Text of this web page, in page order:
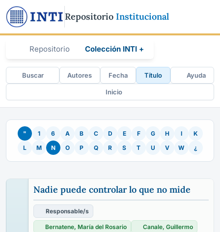
Repositorio Institucional
Repositorio Colección INTI +
Buscar Autores Fecha Título Ayuda
Inicio
" 1 6 A B C D E F G H I
K
L
M N O P Q R S T U V W ¿
Nadie puede controlar lo que no mide
Responsable/s
Bernatene, María del Rosario
Canale, Guillermo